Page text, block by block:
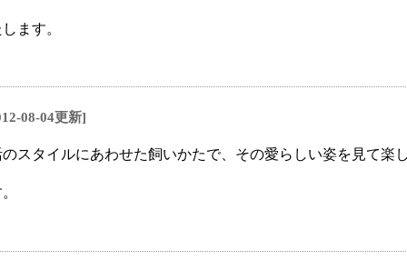
ます。
08-04更新]
スタイルにあわせた飼いかたで、その愛らしい姿を見て